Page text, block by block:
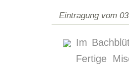
Eintragung vom
Im
Fertige